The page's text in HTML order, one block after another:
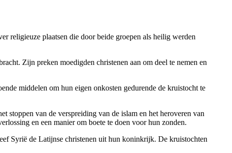
religieuze plaatsen die door beide groepen als heilig werden
Zijn preken moedigden christenen aan om deel te nemen en
middelen om hun eigen onkosten gedurende de kruistocht te
stoppen van de verspreiding van de islam en het heroveren van
en een manier om boete te doen voor hun zonden.
Syrië de Latijnse christenen uit hun koninkrijk. De kruistochten